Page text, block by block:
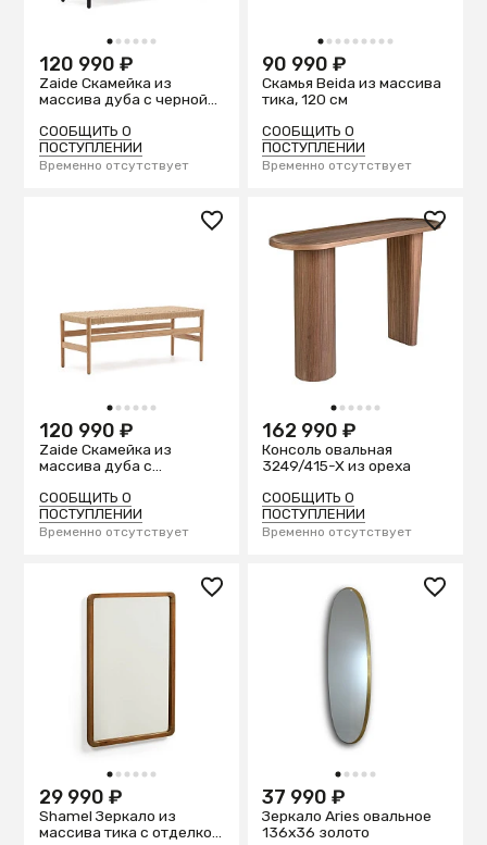
1 2 3 4 5 6
120 990 ₽
Zaide Скамейка из
массива дуба с черной
веревочного шнура, 120
см
СООБЩИТЬ О
ПОСТУПЛЕНИИ
Временно отсутствует
1 2 3 4 5 6 7 8 9
90 990 ₽
Скамья Beida из массива
тика, 120 см
СООБЩИТЬ О
ПОСТУПЛЕНИИ
Временно отсутствует
1 2 3 4 5 6
120 990 ₽
Zaide Скамейка из
массива дуба с
сиденьем из
веревочного шнура, 120
см
СООБЩИТЬ О
ПОСТУПЛЕНИИ
Временно отсутствует
1 2 3 4 5 6
162 990 ₽
Консоль овальная
3249/415-X из ореха
СООБЩИТЬ О
ПОСТУПЛЕНИИ
Временно отсутствует
1 2 3 4 5 6
29 990 ₽
Shamel Зеркало из
массива тика с отделкой
1 2 3 4 5
37 990 ₽
Зеркало Aries овальное
136x36 золото